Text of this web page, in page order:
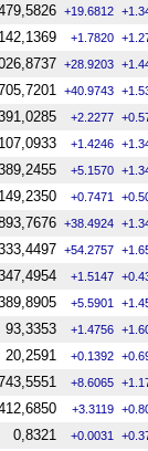
+19.6812
142,1369 +1.7820
+28.9203
+40.9743
+2.2277
107,0933 +1.4246
+5.1570
149,2350 +0.7471
+38.4924
+54.2757
+1.5147
+5.5901
93,3353 +1.4756
20,2591 +0.1392
+8.6065
+3.3119
0,8321 +0.0031